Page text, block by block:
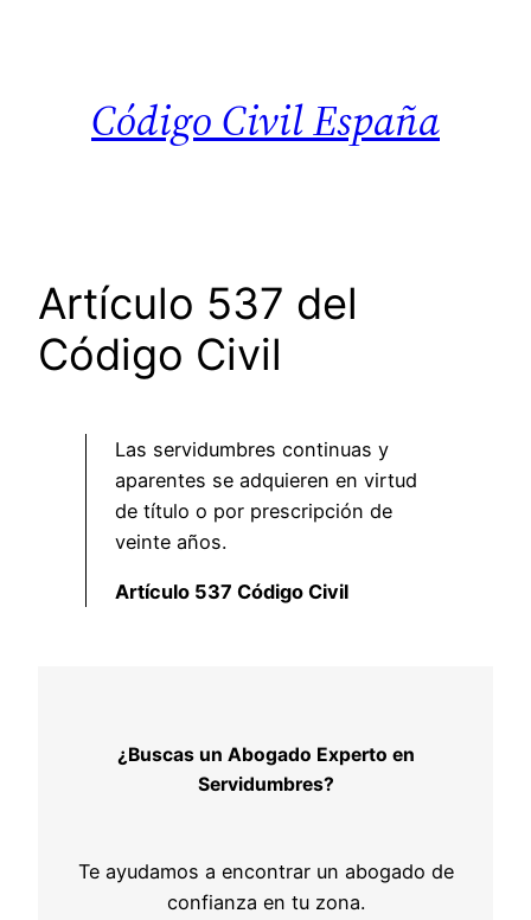
Código Civil España
Artículo 537 del
Código Civil
Las servidumbres continuas y
aparentes se adquieren en virtud
de título o por prescripción de
veinte años.
Artículo 537 Código Civil
¿Buscas un Abogado Experto en
Servidumbres?
Te ayudamos a encontrar un abogado de
confianza en tu zona.